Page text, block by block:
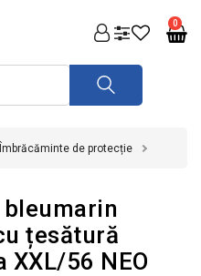
0
Îmbrăcăminte de protecție
țesătură
XXL/56 NEO